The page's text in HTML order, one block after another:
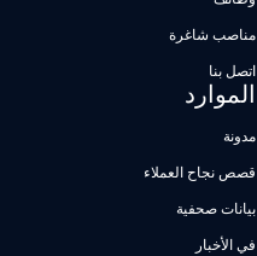
مناصب شاغرة
اتصل بنا
الموارد
مدونة
قصص نجاح العملاء
بيانات صحفية
في الأخبار